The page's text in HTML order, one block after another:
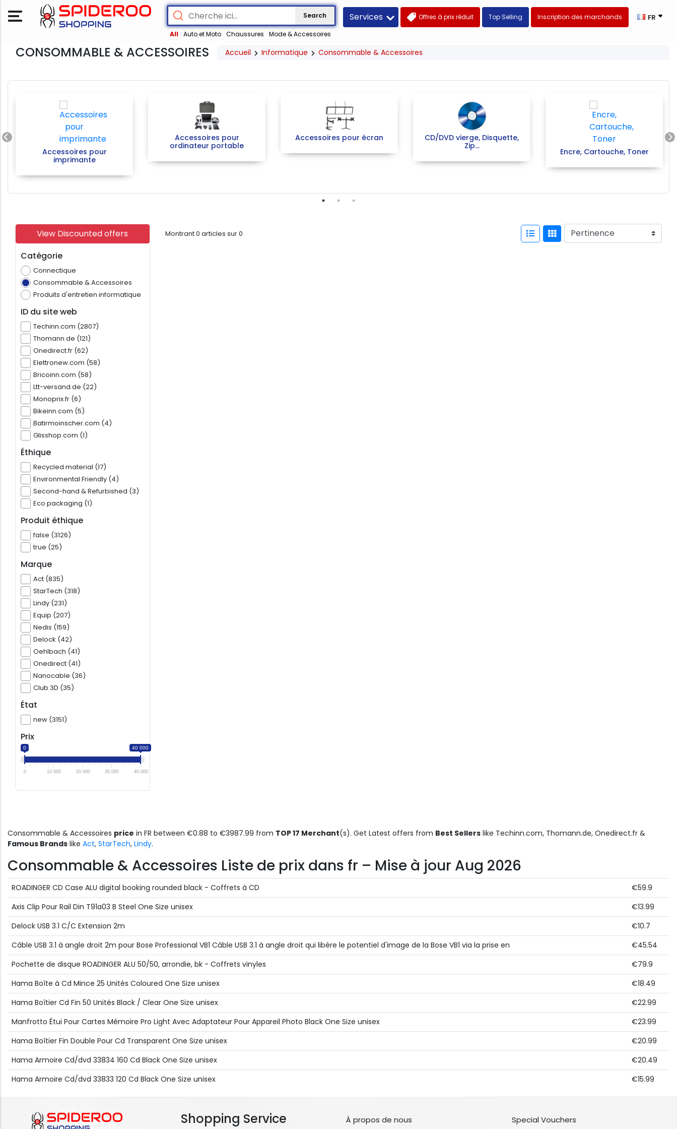
Search
All Auto et Moto Chaussures Mode & Accessoires
Services Offres à prix réduit Top Selling Inscription des marchands FR
CONSOMMABLE & ACCESSOIRES Accueil Informatique Consommable & Accessoires
Previous
Accessoires pour
imprimante
Accessoires pour
ordinateur portable
Accessoires pour écran
CD/DVD vierge, Disquette,
Zip...
Encre, Cartouche, Toner
View Discounted offers
Catégorie
Connectique
Consommable & Accessoires
Produits d'entretien informatique
ID du site web
Techinn.com (2807)
Thomann.de (121)
Onedirect.fr (62)
Elettronew.com (58)
Bricoinn.com (58)
Ltt-versand.de (22)
Monoprix.fr (6)
Bikeinn.com (5)
Batirmoinscher.com (4)
Glisshop.com (1)
Éthique
Recycled material (17)
Environmental Friendly (4)
Second-hand & Refurbished (3)
Eco packaging (1)
Produit éthique
false (3126)
true (25)
Marque
Act (835)
StarTech (318)
Lindy (231)
Equip (207)
Nedis (159)
Delock (42)
Oehlbach (41)
Onedirect (41)
Nanocable (36)
Club 3D (35)
État
new (3151)
Prix
0 40 000
0 10 000 20 000 30 000 40 000
Montrant0 articles sur0
Consommable & Accessoires price in FR between €0.88 to €3987.99 from TOP 17 Merchant(s). Get Latest offers from Best Sellers like Techinn.com, Thomann.de, Onedirect.fr &
Famous Brands like Act, StarTech, Lindy.
Consommable & Accessoires Liste de prix dans fr – Mise à jour Aug 2026
ROADINGER CD Case ALU digital booking rounded black - Coffrets à CD
€59.9
Axis Clip Pour Rail Din T91a03 B Steel One Size unisex
€13.99
Delock USB 3.1 C/C Extension 2m
€10.7
Câble USB 3.1 à angle droit 2m pour Bose Professional VB1 Câble USB 3.1 à angle droit qui libère le potentiel d'image de la Bose VB1 via la prise en
€45.54
Pochette de disque ROADINGER ALU 50/50, arrondie, bk - Coffrets vinyles
€79.9
Hama Boîte à Cd Mince 25 Unités Coloured One Size unisex
€18.49
Hama Boîtier Cd Fin 50 Unités Black / Clear One Size unisex
€22.99
Manfrotto Étui Pour Cartes Mémoire Pro Light Avec Adaptateur Pour Appareil Photo Black One Size unisex
€23.99
Hama Boîtier Fin Double Pour Cd Transparent One Size unisex
€20.99
Hama Armoire Cd/dvd 33834 160 Cd Black One Size unisex
€20.49
Hama Armoire Cd/dvd 33833 120 Cd Black One Size unisex
€15.99
Shopping Service À propos de nous Special Vouchers